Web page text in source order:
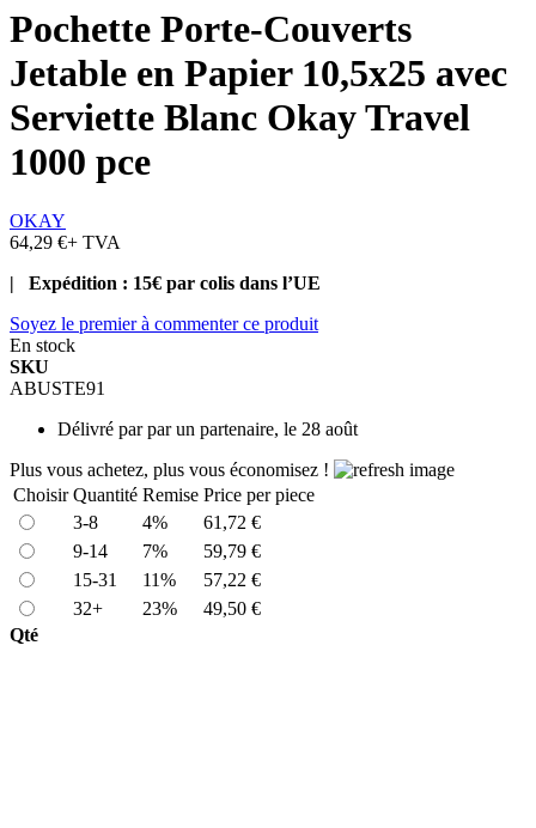
Pochette Porte-Couverts
Jetable en Papier 10,5x25 avec
Serviette Blanc Okay Travel
1000 pce
OKAY
64,29 €+ TVA
| Expédition : 15€ par colis dans l’UE
Soyez le premier à commenter ce produit
En stock
SKU
ABUSTE91
Délivré par par un partenaire, le 28 août
Plus vous achetez, plus vous économisez !
Choisir Quantité Remise Price per piece
3-8
4%
61,72 €
9-14
7%
59,79 €
15-31
11%
57,22 €
32+
23%
49,50 €
Qté